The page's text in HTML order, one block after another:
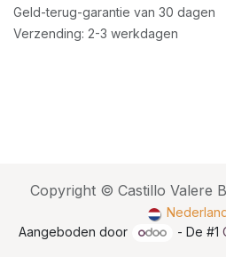
Geld-terug-garantie van 30 dagen
Verzending: 2-3 werkdagen
Copyright © Castillo Valere
Aangeboden door
- De #1